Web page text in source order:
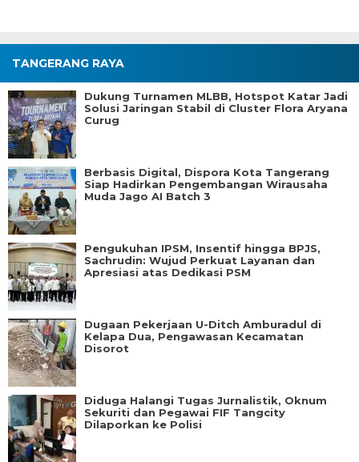
TANGERANG RAYA
Dukung Turnamen MLBB, Hotspot Katar Jadi
Solusi Jaringan Stabil di Cluster Flora Aryana
Curug
Berbasis Digital, Dispora Kota Tangerang
Siap Hadirkan Pengembangan Wirausaha
Muda Jago AI Batch 3
Pengukuhan IPSM, Insentif hingga BPJS,
Sachrudin: Wujud Perkuat Layanan dan
Apresiasi atas Dedikasi PSM
Dugaan Pekerjaan U-Ditch Amburadul di
Kelapa Dua, Pengawasan Kecamatan
Disorot
Diduga Halangi Tugas Jurnalistik, Oknum
Sekuriti dan Pegawai FIF Tangcity
Dilaporkan ke Polisi